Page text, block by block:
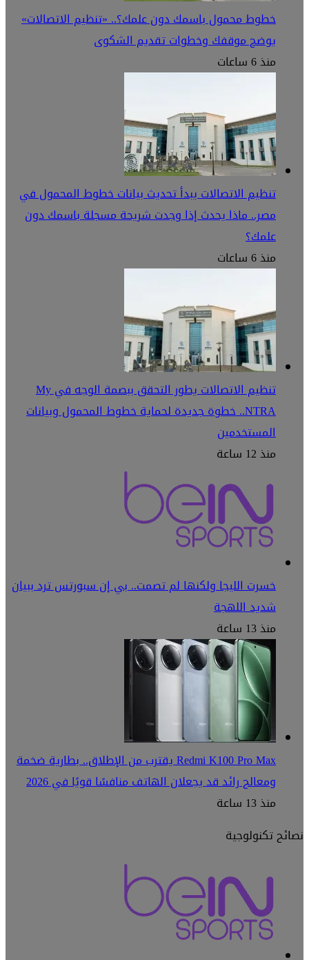
خطوط محمول باسمك دون علمك؟.. «تنظيم الاتصالات»
يوضح موقفك وخطوات تقديم الشكوى
منذ 6 ساعات
تنظيم الاتصالات يبدأ تحديث بيانات خطوط المحمول في
مصر.. ماذا يحدث إذا وجدت شريحة مسجلة باسمك دون
علمك؟
منذ 6 ساعات
تنظيم الاتصالات يطور التحقق ببصمة الوجه في My
NTRA.. خطوة جديدة لحماية خطوط المحمول وبيانات
المستخدمين
منذ 12 ساعة
خسرت الليجا ولكنها لم تصمت.. بي إن سبورتس ترد ببيان
شديد اللهجة
منذ 13 ساعة
Redmi K100 Pro Max يقترب من الإطلاق.. بطارية ضخمة
ومعالج رائد قد يجعلان الهاتف منافسًا قويًا في 2026
منذ 13 ساعة
نصائح تكنولوجية